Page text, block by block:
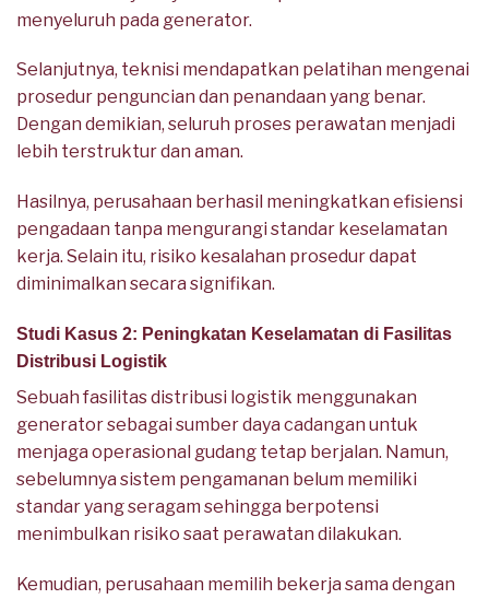
menyeluruh pada generator.
Selanjutnya, teknisi mendapatkan pelatihan mengenai
prosedur penguncian dan penandaan yang benar.
Dengan demikian, seluruh proses perawatan menjadi
lebih terstruktur dan aman.
Hasilnya, perusahaan berhasil meningkatkan efisiensi
pengadaan tanpa mengurangi standar keselamatan
kerja. Selain itu, risiko kesalahan prosedur dapat
diminimalkan secara signifikan.
Studi Kasus 2: Peningkatan Keselamatan di Fasilitas
Distribusi Logistik
Sebuah fasilitas distribusi logistik menggunakan
generator sebagai sumber daya cadangan untuk
menjaga operasional gudang tetap berjalan. Namun,
sebelumnya sistem pengamanan belum memiliki
standar yang seragam sehingga berpotensi
menimbulkan risiko saat perawatan dilakukan.
Kemudian, perusahaan memilih bekerja sama dengan